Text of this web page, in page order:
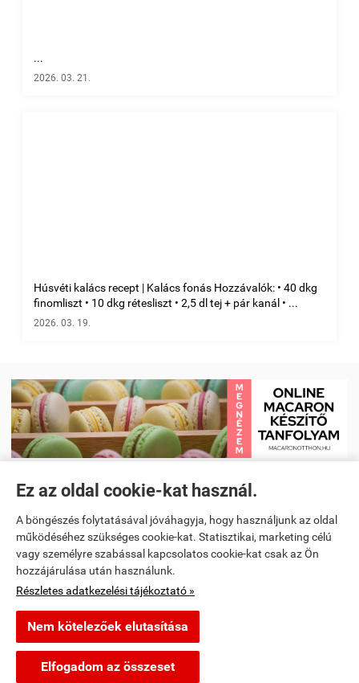
Ez az oldal cookie-kat használ.
A böngészés folytatásával jóváhagyja, hogy használjunk az oldal
működéséhez szükséges cookie-kat. Statisztikai, marketing célú
vagy személyre szabással kapcsolatos cookie-kat csak az Ön
hozzájárulása után használunk.
Részletes adatkezelési tájékoztató »
Nem kötelezőek elutasítása
Elfogadom az összeset
...
2026. 03. 21.
Húsvéti kalács recept | Kalács fonás Hozzávalók: • 40 dkg
finomliszt • 10 dkg rétesliszt • 2,5 dl tej + pár kanál • ...
2026. 03. 19.
Receptkönyv e-book és Étrendtervező app|Kezdőlap
Videó receptek megtekintése|Macaron tanfolyam|
Spanyoltanulás magyarul - Online spanyol oktató alkalmazás
Konyhai kiegészítők és kellékek
Webáruház készítés